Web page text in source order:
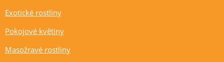
Exotické rostliny
Pokojové květiny
Masožravé rostliny